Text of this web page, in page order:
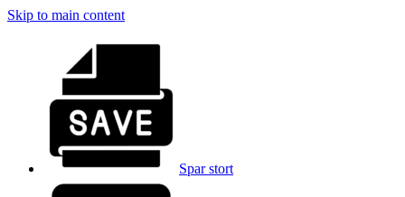
Skip to main content
Spar stort